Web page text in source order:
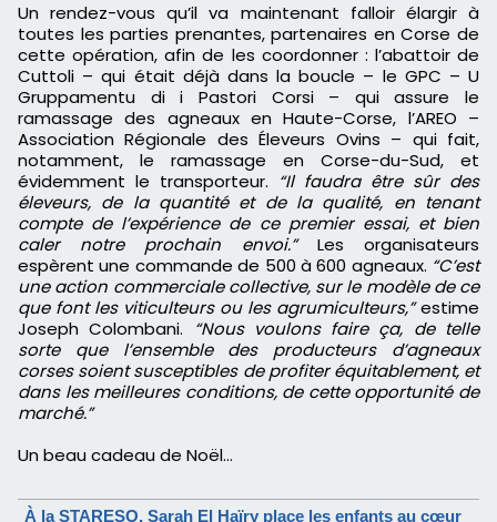
Un rendez-vous qu’il va maintenant falloir élargir à
toutes les parties prenantes, partenaires en Corse de
cette opération, afin de les coordonner : l’abattoir de
Cuttoli – qui était déjà dans la boucle – le GPC – U
Gruppamentu di i Pastori Corsi – qui assure le
ramassage des agneaux en Haute-Corse, l’AREO –
Association Régionale des Éleveurs Ovins – qui fait,
notamment, le ramassage en Corse-du-Sud, et
évidemment le transporteur. “Il faudra être sûr des
éleveurs, de la quantité et de la qualité, en tenant
compte de l’expérience de ce premier essai, et bien
caler notre prochain envoi.”Les organisateurs
espèrent une commande de 500 à 600 agneaux. “C’est
une action commerciale collective, sur le modèle de ce
que font les viticulteurs ou les agrumiculteurs,”estime
Joseph Colombani.
“Nous voulons faire ça, de telle
sorte que l’ensemble des producteurs d’agneaux
corses soient susceptibles de profiter équitablement, et
dans les meilleures conditions, de cette opportunité de
marché.”
Un beau cadeau de Noël...
À la STARESO, Sarah El Haïry place les enfants au cœur